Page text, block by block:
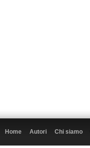
Home Autori Chi siamo